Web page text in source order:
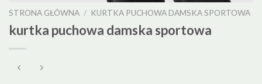
STRONA GŁÓWNA / KURTKA PUCHOWA DAMSKA SPORTOWA
kurtka puchowa damska sportowa